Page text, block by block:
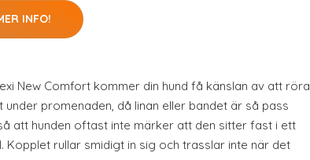
INFO!
New Comfort kommer din hund få känslan av att röra
under promenaden, då linan eller bandet är så pass
att hunden oftast inte märker att den sitter fast i ett
Kopplet rullar smidigt in sig och trasslar inte när det